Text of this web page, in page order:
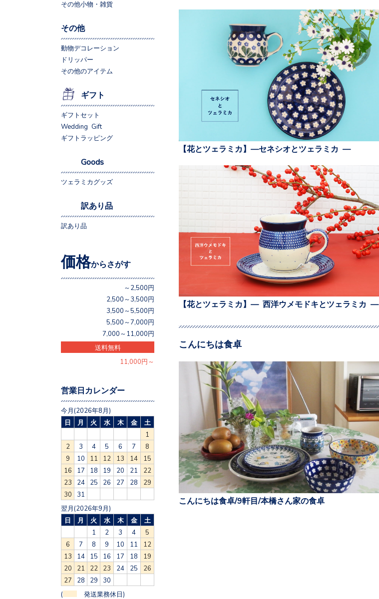
【花とツェラミカ】—セネシオとツェラミカ —
【花とツェラミカ】— 西洋ウメモドキとツェラミカ —
こんにちは食卓
こんにちは食卓/9軒目/本橋さん家の食卓
その他小物・雑貨
その他
動物デコレーション
ドリッパー
その他のアイテム
ギフト
ギフトセット
Wedding Gift
ギフトラッピング
Goods
ツェラミカグッズ
訳あり品
訳あり品
価格からさがす
～2,500円
2,500～3,500円
3,500～5,500円
5,500～7,000円
7,000～11,000円
送料無料
11,000円～
営業日カレンダー
今月(2026年8月)
日
月 火 水 木 金
土
1
2
3 4 5 6 7
8
9
10 11 12 13 14
15
16
17 18 19 20 21
22
23
24 25 26 27 28
29
30
31
翌月(2026年9月)
日
月 火 水 木 金
土
1
2 3 4
5
6
7 8 9 10 11
12
13
14 15 16 17 18
19
20
21 22 23 24 25
26
27
28 29 30
( 発送業務休日)